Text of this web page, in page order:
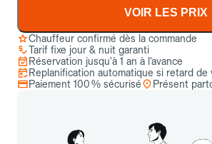
VOIR LES PRIX
Chauffeur confirmé dès la commande
Tarif fixe jour & nuit garanti
Réservation jusqu’à 1 an à l’avance
Replanification automatique si retard de
Paiement 100 % sécurisé
Présent